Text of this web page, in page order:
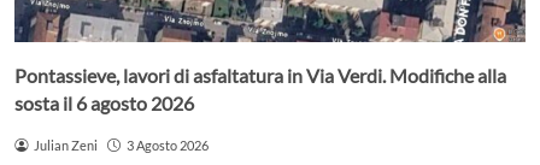
Pontassieve, lavori di asfaltatura in Via Verdi. Modifiche alla
sosta il 6 agosto 2026
Julian Zeni 3 Agosto 2026